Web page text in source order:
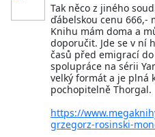
Tak něco z jiného
ďábelskou cenu 666,-
Knihu mám doma a
doporučit. Jde se v ní
časů před emigrací
spolupráce na sérii
velký formát a je plná
pochopitelně Thorgal.
https://
grzegorz-rosinski-